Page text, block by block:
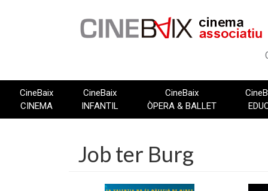
CineBaix
CINEMA
CineBaix
INFANTIL
CineBaix
ÒPERA & BALLET
Job ter Burg